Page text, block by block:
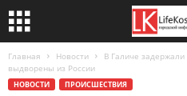
Главная Новости
В Галиче задержали
выдворены из России
НОВОСТИ ПРОИСШЕСТВИЯ